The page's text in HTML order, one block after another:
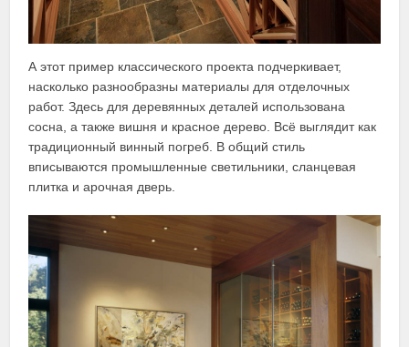
А этот пример классического проекта подчеркивает,
насколько разнообразны материалы для отделочных
работ. Здесь для деревянных деталей использована
сосна, а также вишня и красное дерево. Всё выглядит как
традиционный винный погреб. В общий стиль
вписываются промышленные светильники, сланцевая
плитка и арочная дверь.